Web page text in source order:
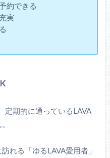
約できる
実
定期的に通っているLAVA
れる「ゆるLAVA愛用者」